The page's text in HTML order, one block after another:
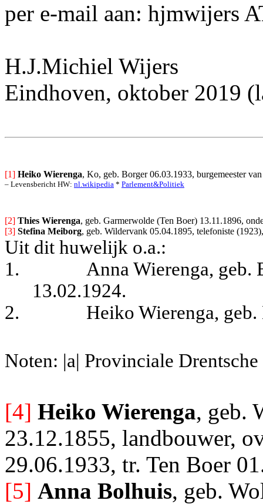
per e-mail aan: hjmwijers
H.J.Michiel Wijers
Eindhoven, oktober 2019
[1] Heiko Wierenga, Ko, geb. Borger 06.03.1933, burgemeester
– Levensbericht HW: nl.wikipedia * Parlement&Politiek
[2] Thies Wierenga, geb. Garmerwolde (Ten Boer) 13.11.1896,
[3] Stefina Meiborg, geb. Wildervank 05.04.1895, telefoniste
Uit dit huwelijk o.a.:
1.
Anna Wierenga, geb.
13.02.1924.
2.
Heiko Wierenga,
Noten: |a| Provinciale
[4] Heiko Wierenga, geb.
23.12.1855, landbouwer,
29.06.1933, tr. Ten Boer
[5] Anna Bolhuis, geb.